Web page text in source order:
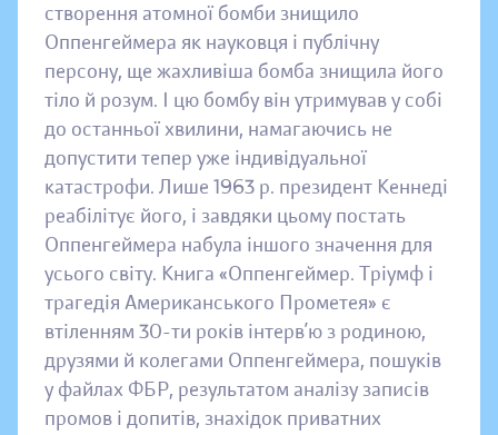
створення атомної бомби знищило
Оппенгеймера як науковця і публічну
персону, ще жахливіша бомба знищила його
тіло й розум. І цю бомбу він утримував у собі
до останньої хвилини, намагаючись не
допустити тепер уже індивідуальної
катастрофи. Лише 1963 р. президент Кеннеді
реабілітує його, і завдяки цьому постать
Оппенгеймера набула іншого значення для
усього світу. Книга «Оппенгеймер. Тріумф і
трагедія Американського Прометея» є
втіленням 30-ти років інтерв’ю з родиною,
друзями й колегами Оппенгеймера, пошуків
у файлах ФБР, результатом аналізу записів
промов і допитів, знахідок приватних